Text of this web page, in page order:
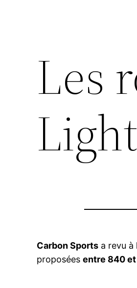
Les
Carbon Sports a revu à
proposéesentre 840